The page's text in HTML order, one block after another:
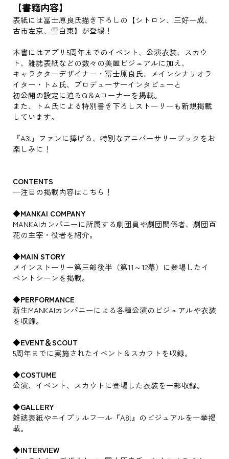
【書籍内容】
表紙には冨士原良氏描き下ろしの【シトロン、三好一成、
古市左京、雪白東】が登場！
本書にはアプリ5周年までのイベント、公演衣装、スカウ
ト、雑誌表紙などの数々の美麗ビジュアルに加え、
キャラクターデザイナー・冨士原良氏、メインシナリオラ
イター・トム氏、プロデューサーインタビューと
初公開の設定に迫るQ＆Aコーナーを掲載。
また、トム氏による特別書き下ろしストーリーも新規掲載
しています。
『A3!』ファンに捧げる、特別なアニバーサリーブックをお
楽しみに！
CONTENTS
─注目の掲載内容はこちら！
◆MANKAI COMPANY
MANKAIカンパニーに所属する劇団員や劇団関係者、劇団百
花の主宰・役者を紹介。
◆MAIN STORY
メインストーリー第三部後半（第11～12幕）に登場したイ
ベントシーンを掲載。
◆PERFORMANCE
新生MANKAIカンパニーによる各種公演のビジュアルや衣装
を収録。
◆EVENT＆SCOUT
5周年までに実施されたイベント＆スカウトを収録。
◆COSTUME
公演、イベント、スカウトに登場した衣装を一部収録。
◆GALLERY
雑誌表紙やエイプリルフール『A8!』のビジュアルを一挙掲
載。
◆INTERVIEW